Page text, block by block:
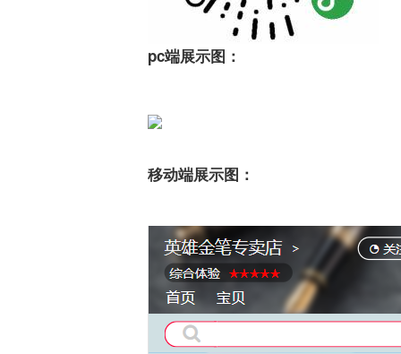
pc端展示图：
移动端展示图：